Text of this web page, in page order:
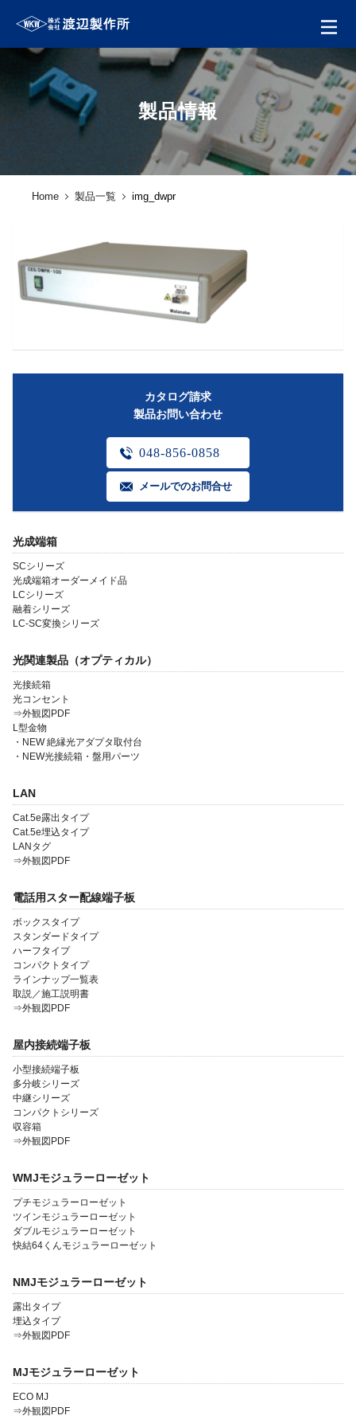
製品一覧
OEM・受託開発
製品情報
Home 製品一覧 img_dwpr
カタログ請求
製品お問い合わせ
048-856-0858
メールでのお問合せ
光成端箱
SCシリーズ
光成端箱オーダーメイド品
LCシリーズ
融着シリーズ
LC-SC変換シリーズ
光関連製品（オプティカル）
光接続箱
光コンセント
⇒外観図PDF
L型金物
・NEW 絶縁光アダプタ取付台
・NEW光接続箱・盤用パーツ
LAN
Cat.5e露出タイプ
Cat.5e埋込タイプ
LANタグ
⇒外観図PDF
電話用スター配線端子板
ボックスタイプ
スタンダードタイプ
ハーフタイプ
コンパクトタイプ
ラインナップ一覧表
取説／施工説明書
⇒外観図PDF
屋内接続端子板
小型接続端子板
多分岐シリーズ
中継シリーズ
コンパクトシリーズ
収容箱
⇒外観図PDF
WMJモジュラーローゼット
プチモジュラーローゼット
ツインモジュラーローゼット
ダブルモジュラーローゼット
快結64くんモジュラーローゼット
NMJモジュラーローゼット
露出タイプ
埋込タイプ
⇒外観図PDF
MJモジュラーローゼット
ECO MJ
⇒外観図PDF